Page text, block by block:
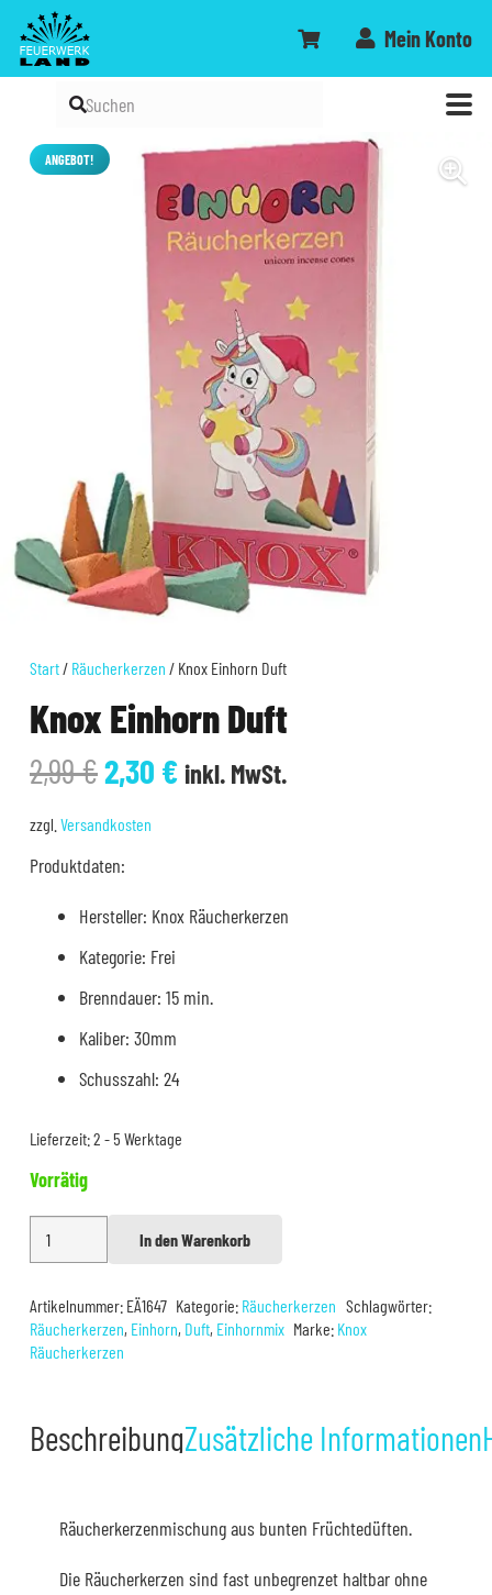
Mein Konto
ANGEBOT!
Start/ Räucherkerzen / Knox Einhorn Duft
Knox Einhorn Duft
2,99€Ursprünglicher
Preis
war:
2,99 €
2,30 €Aktueller
inkl. MwSt.
zzgl. Versandkosten
Produktdaten:
Hersteller: Knox Räucherkerzen
Kategorie: Frei
Brenndauer: 15 min.
Kaliber: 30mm
Schusszahl: 24
Lieferzeit:2 - 5 Werktage
Vorrätig
Knox
Einhorn
Menge
In den Warenkorb
Alternative:
Artikelnummer: EÄ1647 Kategorie: Räucherkerzen Schlagwörter:
Räucherkerzen, Einhorn, Duft, Einhornmix Marke: Knox
Räucherkerzen
BeschreibungZusätzliche Informationen
Räucherkerzenmischung aus bunten Früchtedüften.
Die Räucherkerzen sind fast unbegrenzet haltbar ohne